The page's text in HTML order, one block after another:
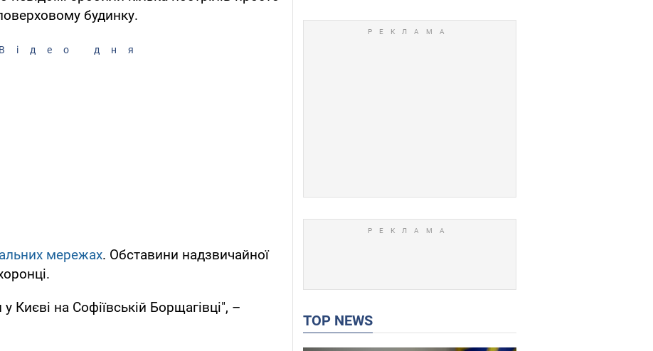
будинку.
Відео дня
мережах. Обставини надзвичайної
Києві на Софіївській Борщагівці", –
TOP NEWS